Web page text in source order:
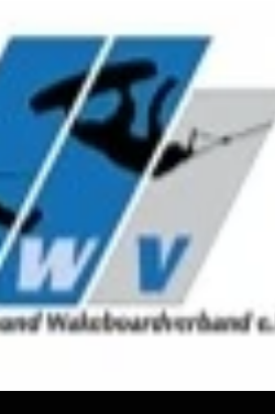
WASSERSKI SEILBAHN